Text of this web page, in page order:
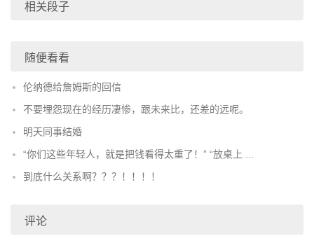
相关段子
随便看看
伦纳德给詹姆斯的回信
不要埋怨现在的经历凄惨，跟未来比，还差的远呢。
明天同事结婚
“你们这些年轻人，就是把钱看得太重了！” “放桌上 ...
到底什么关系啊？？？！！！！
评论